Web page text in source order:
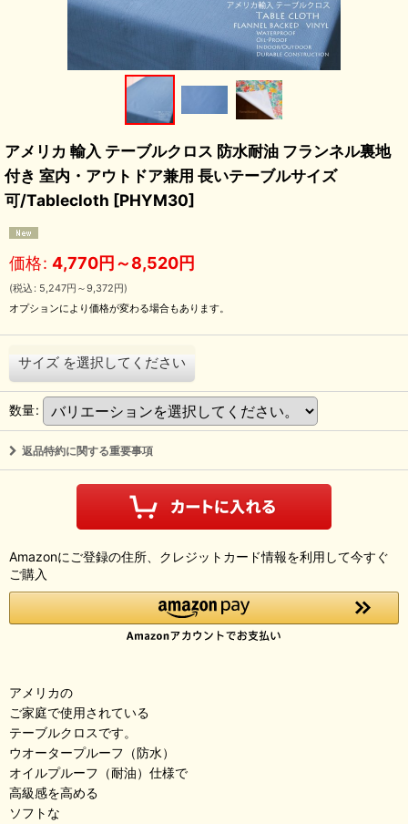
アメリカ 輸入 テーブルクロス 防水耐油 フランネル裏地
付き 室内・アウトドア兼用 長いテーブルサイズ
可/Tablecloth [PHYM30]
価格: 4,770円 ～8,520円
(税込 : 5,247円 ～9,372円)
オプションにより価格が変わる場合もあります。
サイズ を選択してください
数量:
返品特約に関する重要事項
Amazonにご登録の住所、クレジットカード情報を利用して今すぐ
ご購入
アメリカの
ご家庭で使用されている
テーブルクロスです。
ウオータープルーフ（防水）
オイルプルーフ（耐油）仕様で
高級感を高める
ソフトな